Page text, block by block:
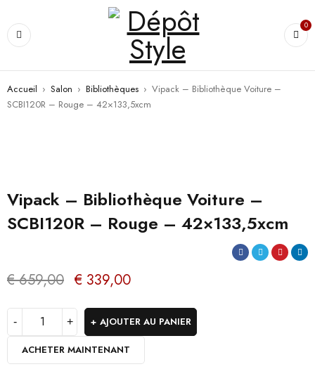
0
Accueil › Salon › Bibliothèques › Vipack – Bibliothèque Voiture –
SCBI120R – Rouge – 42×133,5xcm
Vipack – Bibliothèque Voiture –
SCBI120R – Rouge – 42×133,5xcm
€659,00 € 339,00
AJOUTER AU PANIER
ACHETER MAINTENANT